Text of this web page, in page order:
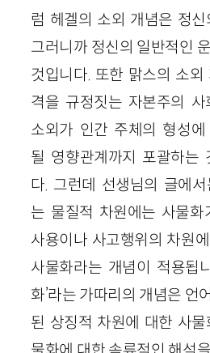
럼 헤겔의 소외 개념은 정
그러니까 정신의 일반적인
것입니다. 또한 맑스의 소외
격을 규정짓는 자본주의
소외가 인간 주체의 형성
될 영향관계까지 포괄하는
다. 그런데 선생님의 글에
는 물질적 차원에는 사물화
사용이나 사고행위의 차원
사물화라는 개념이 적용됩
화’라는 가따리의 개념은 언
된 상징적 차원에 대한 사